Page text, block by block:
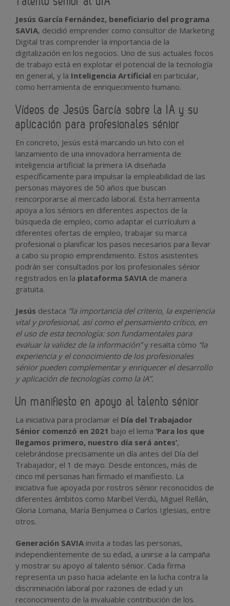
Jesús García Fernández, beneficiario del programa
SAVIA, decidió emprender como consultor de Marketing
Digital tras comprender la importancia de la
digitalización en los negocios. Uno de sus actuales focos
de trabajo está en explotar el potencial de la tecnología
en general, y la Inteligencia Artificial en particular,
como herramienta de enriquecimiento humano.
Vídeos de Jesús García sobre la IA y su
aplicación para profesionales sénior
En concreto, Jesús está marcando un hito con el
lanzamiento de una innovadora herramienta de
inteligencia artificial: la primera IA diseñada
específicamente para impulsar la empleabilidad de las
personas mayores de 50 años que buscan
reincorporarse al mercado laboral. Esta herramienta
apoya a los séniors en diferentes aspectos de la
búsqueda de empleo, como adaptar el currículum a
diferentes ofertas de empleo, trabajar su marca
profesional o planificar los pasos necesarios para llevar
a cabo su propio emprendimiento. Estos asistentes
podrán ser consultados por los profesionales sénior
registrados en la plataforma SAVIA de manera
gratuita.
Jesús destaca “la importancia del criterio, la experiencia
vital y profesional, así como el pensamiento crítico, en
el uso de esta tecnología: son fundamentales para
evaluar la validez de la información”y resalta cómo “la
experiencia y el conocimiento de los profesionales
sénior pueden complementar y enriquecer el desarrollo
y aplicación de tecnologías como la IA”.
Un manifiesto en apoyo al talento sénior
La iniciativa para proclamar el Día del Trabajador
Sénior comenzó en 2021 bajo el lema ‘Para los que
llegamos primero, nuestro día será antes’,
celebrándose precisamente un día antes del Día del
Trabajador, el 1 de mayo. Desde entonces, más de
cinco mil personas han firmado el manifiesto. La
iniciativa fue apoyada por rostros sénior reconocidos de
diferentes ámbitos como Maribel Verdú, Miguel Rellán,
Gloria Lomana, María Benjumea o Carlos Iglesias, entre
otros.
Generación SAVIA invita a todas las personas,
independientemente de su edad, a unirse a la campaña
y mostrar su apoyo al talento sénior. Cada firma
representa un paso hacia adelante en la lucha contra la
discriminación laboral por razones de edad y un
reconocimiento de la invaluable contribución de los